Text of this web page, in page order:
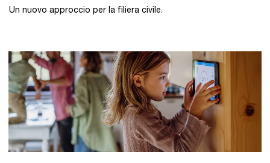
Un nuovo approccio per la filiera civile.